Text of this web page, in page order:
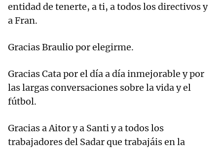
entidad de tenerte, a ti, a todos los directivos y
a Fran.
Gracias Braulio por elegirme.
Gracias Cata por el día a día inmejorable y por
las largas conversaciones sobre la vida y el
fútbol.
Gracias a Aitor y a Santi y a todos los
trabajadores del Sadar que trabajáis en la